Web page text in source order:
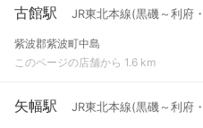
古館駅 JR東北本線(黒磯～利府
紫波郡紫波町中島
このページの店舗から 1.6 km
矢幅駅 JR東北本線(黒磯～利府